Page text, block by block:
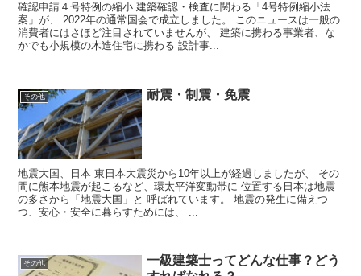
確認申請４号特例の縮小 建築確認・検査に関わる「4号特例縮小法
案」が、 2022年の通常国会で成立しました。 このニュースは一般の
消費者にはさほど注目されていませんが、 建築に携わる事業者、な
かでも小規模の木造住宅に携わる 設計事...
その他 耐震・制震・免震
地震大国、日本 東日本大震災から10年以上が経過しましたが、 その
間に熊本地震が起こるなど、環太平洋変動帯に 位置する日本は地震
の多さから「地震大国」と 呼ばれています。 地震の発生に備えつ
つ、安心・安全に暮らすためには、 ...
その他
一級建築士ってどんな仕事？どう